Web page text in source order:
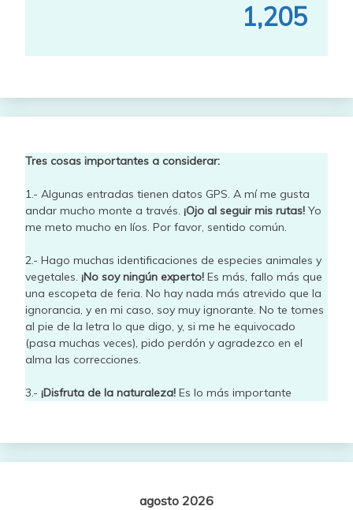
1,205
Tres cosas importantes a considerar:
1.- Algunas entradas tienen datos GPS. A mí me gusta
andar mucho monte a través. ¡Ojo al seguir mis rutas! Yo
me meto mucho en líos. Por favor, sentido común.
2.- Hago muchas identificaciones de especies animales y
vegetales. ¡No soy ningún experto! Es más, fallo más que
una escopeta de feria. No hay nada más atrevido que la
ignorancia, y en mi caso, soy muy ignorante. No te tomes
al pie de la letra lo que digo, y, si me he equivocado
(pasa muchas veces), pido perdón y agradezco en el
alma las correcciones.
3.- ¡Disfruta de la naturaleza! Es lo más importante
agosto 2026